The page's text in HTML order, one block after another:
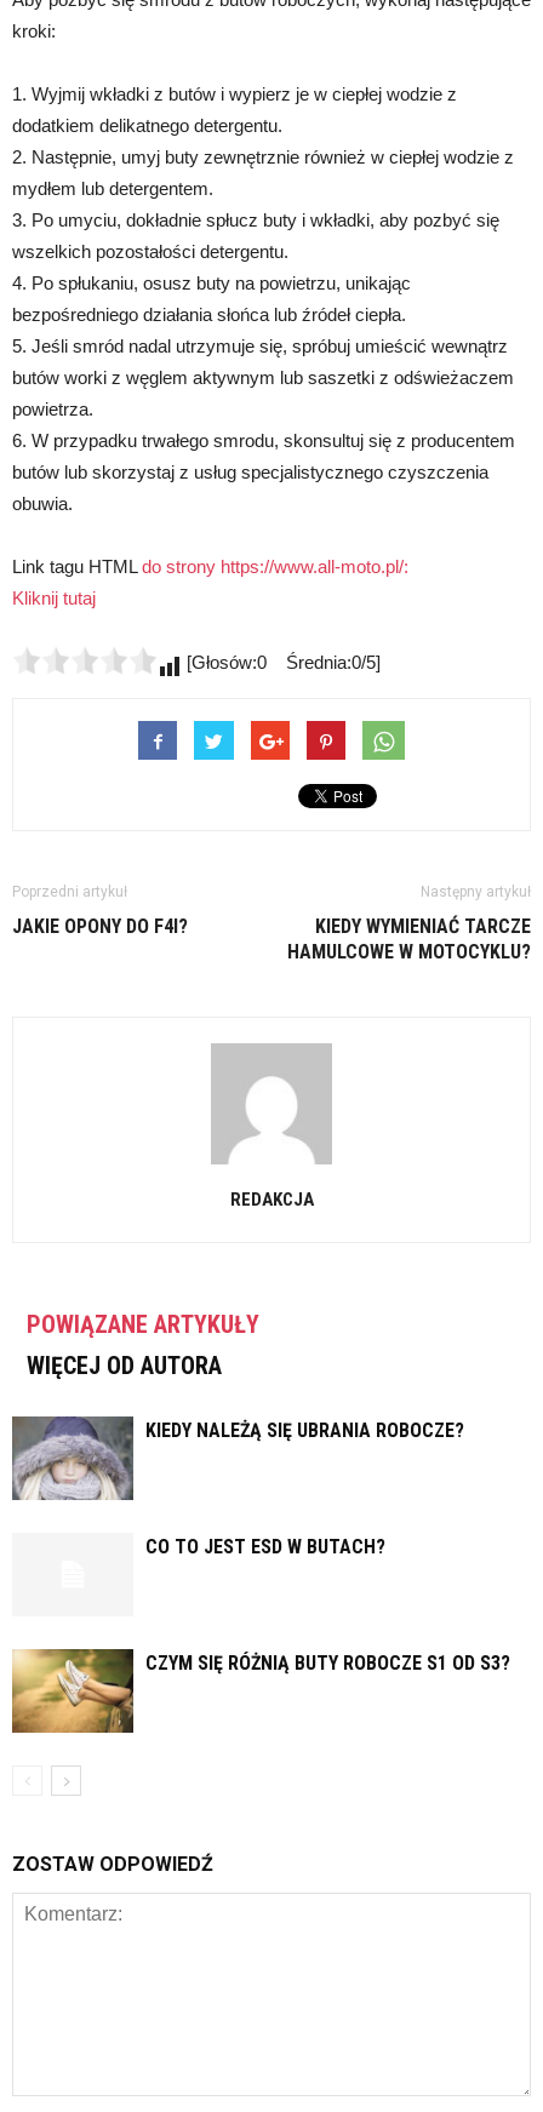
kroki:
1. Wyjmij wkładki z butów i wypierz je w ciepłej wodzie z
dodatkiem delikatnego detergentu.
2. Następnie, umyj buty zewnętrznie również w ciepłej wodzie z
mydłem lub detergentem.
3. Po umyciu, dokładnie spłucz buty i wkładki, aby pozbyć się
wszelkich pozostałości detergentu.
4. Po spłukaniu, osusz buty na powietrzu, unikając
bezpośredniego działania słońca lub źródeł ciepła.
5. Jeśli smród nadal utrzymuje się, spróbuj umieścić wewnątrz
butów worki z węglem aktywnym lub saszetki z odświeżaczem
powietrza.
6. W przypadku trwałego smrodu, skonsultuj się z producentem
butów lub skorzystaj z usług specjalistycznego czyszczenia
obuwia.
Link tagu HTMLdo strony https://www.all-moto.pl/:
Kliknij tutaj
[Głosów:0 Średnia:0/5]
Poprzedni artykuł
JAKIE OPONY DO F4I?
Następny artykuł
KIEDY WYMIENIAĆ TARCZE
HAMULCOWE W MOTOCYKLU?
REDAKCJA
POWIĄZANE ARTYKUŁY
WIĘCEJ OD AUTORA
KIEDY NALEŻĄ SIĘ UBRANIA ROBOCZE?
CO TO JEST ESD W BUTACH?
CZYM SIĘ RÓŻNIĄ BUTY ROBOCZE S1 OD S3?
ZOSTAW ODPOWIEDŹ